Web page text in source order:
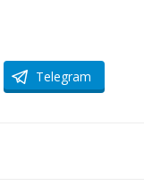
Telegram